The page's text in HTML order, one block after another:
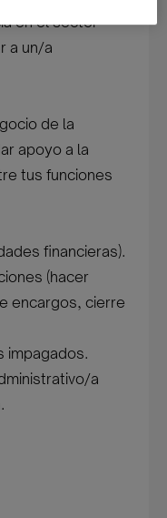
en el sector
a un/a
de la
apoyo a la
tus funciones
financieras).
(hacer
encargos, cierre
impagados.
a